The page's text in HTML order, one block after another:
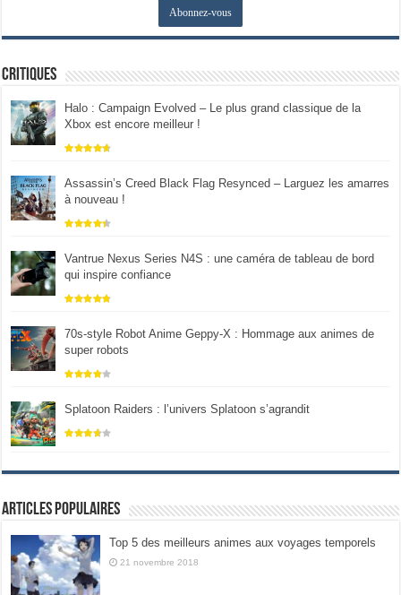
Critiques
Halo : Campaign Evolved – Le plus grand classique de la
Xbox est encore meilleur !
Assassin’s Creed Black Flag Resynced – Larguez les amarres
à nouveau !
Vantrue Nexus Series N4S : une caméra de tableau de bord
qui inspire confiance
70s-style Robot Anime Geppy-X : Hommage aux animes de
super robots
Splatoon Raiders : l’univers Splatoon s’agrandit
Articles populaires
Top 5 des meilleurs animes aux voyages temporels
21 novembre 2018